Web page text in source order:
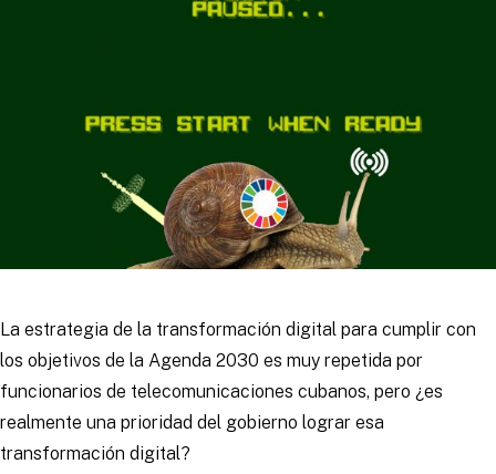
La estrategia de la transformación digital para cumplir con
los objetivos de la Agenda 2030 es muy repetida por
funcionarios de telecomunicaciones cubanos, pero ¿es
realmente una prioridad del gobierno lograr esa
transformación digital?